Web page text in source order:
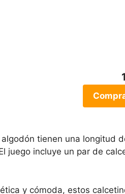
tienen una longitud
juego incluye un par de
y cómoda, estos